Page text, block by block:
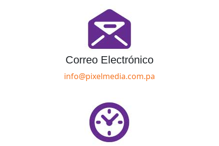
Correo Electrónico
info@pixelmedia.com.pa